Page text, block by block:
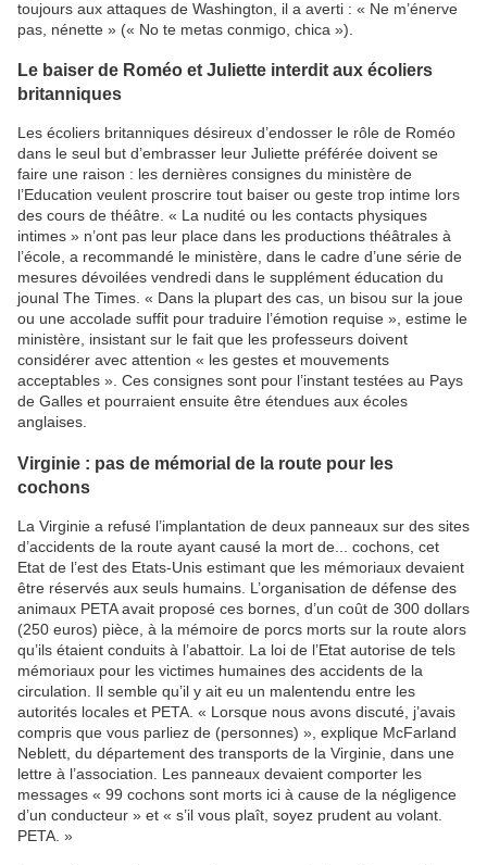
toujours aux attaques de Washington, il a averti : « Ne m’énerve
pas, nénette » (« No te metas conmigo, chica »).
Le baiser de Roméo et Juliette interdit aux écoliers
britanniques
Les écoliers britanniques désireux d’endosser le rôle de Roméo
dans le seul but d’embrasser leur Juliette préférée doivent se
faire une raison : les dernières consignes du ministère de
l’Education veulent proscrire tout baiser ou geste trop intime lors
des cours de théâtre. « La nudité ou les contacts physiques
intimes » n’ont pas leur place dans les productions théâtrales à
l’école, a recommandé le ministère, dans le cadre d’une série de
mesures dévoilées vendredi dans le supplément éducation du
jounal The Times. « Dans la plupart des cas, un bisou sur la joue
ou une accolade suffit pour traduire l’émotion requise », estime le
ministère, insistant sur le fait que les professeurs doivent
considérer avec attention « les gestes et mouvements
acceptables ». Ces consignes sont pour l’instant testées au Pays
de Galles et pourraient ensuite être étendues aux écoles
anglaises.
Virginie : pas de mémorial de la route pour les
cochons
La Virginie a refusé l’implantation de deux panneaux sur des sites
d’accidents de la route ayant causé la mort de... cochons, cet
Etat de l’est des Etats-Unis estimant que les mémoriaux devaient
être réservés aux seuls humains. L’organisation de défense des
animaux PETA avait proposé ces bornes, d’un coût de 300 dollars
(250 euros) pièce, à la mémoire de porcs morts sur la route alors
qu’ils étaient conduits à l’abattoir. La loi de l’Etat autorise de tels
mémoriaux pour les victimes humaines des accidents de la
circulation. Il semble qu’il y ait eu un malentendu entre les
autorités locales et PETA. « Lorsque nous avons discuté, j’avais
compris que vous parliez de (personnes) », explique McFarland
Neblett, du département des transports de la Virginie, dans une
lettre à l’association. Les panneaux devaient comporter les
messages « 99 cochons sont morts ici à cause de la négligence
d’un conducteur » et « s’il vous plaît, soyez prudent au volant.
PETA. »